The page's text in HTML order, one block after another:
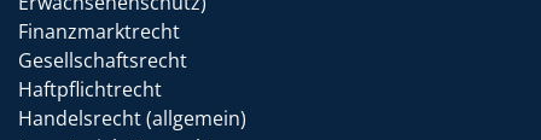
Finanzmarktrecht
Gesellschaftsrecht
Haftpflichtrecht
Handelsrecht (allgemein)